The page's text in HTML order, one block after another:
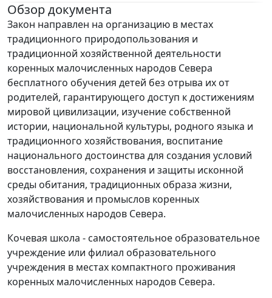
Обзор документа
Закон направлен на организацию в местах
традиционного природопользования и
традиционной хозяйственной деятельности
коренных малочисленных народов Севера
бесплатного обучения детей без отрыва их от
родителей, гарантирующего доступ к достижениям
мировой цивилизации, изучение собственной
истории, национальной культуры, родного языка и
традиционного хозяйствования, воспитание
национального достоинства для создания условий
восстановления, сохранения и защиты исконной
среды обитания, традиционных образа жизни,
хозяйствования и промыслов коренных
малочисленных народов Севера.
Кочевая школа - самостоятельное образовательное
учреждение или филиал образовательного
учреждения в местах компактного проживания
коренных малочисленных народов Севера.